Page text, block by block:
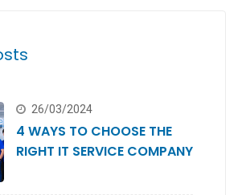
26/03/2024
4 WAYS TO CHOOSE THE
RIGHT IT SERVICE COMPANY